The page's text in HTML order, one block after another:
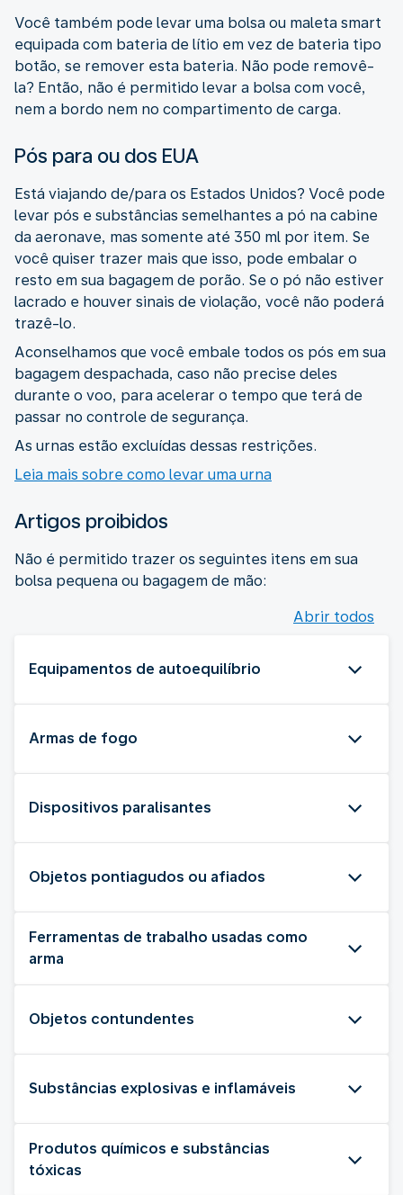
Você também pode levar uma bolsa ou maleta smart
equipada com bateria de lítio em vez de bateria tipo
botão, se remover esta bateria. Não pode removê-
la? Então, não é permitido levar a bolsa com você,
nem a bordo nem no compartimento de carga.
Pós para ou dos EUA
Está viajando de/para os Estados Unidos? Você pode
levar pós e substâncias semelhantes a pó na cabine
da aeronave, mas somente até 350 ml por item. Se
você quiser trazer mais que isso, pode embalar o
resto em sua bagagem de porão. Se o pó não estiver
lacrado e houver sinais de violação, você não poderá
trazê-lo.
Aconselhamos que você embale todos os pós em sua
bagagem despachada, caso não precise deles
durante o voo, para acelerar o tempo que terá de
passar no controle de segurança.
As urnas estão excluídas dessas restrições.
Leia mais sobre como levar uma urna
Artigos proibidos
Não é permitido trazer os seguintes itens em sua
bolsa pequena ou bagagem de mão:
Abrir todos
Equipamentos de autoequilíbrio
Armas de fogo
Dispositivos paralisantes
Objetos pontiagudos ou afiados
Ferramentas de trabalho usadas como
arma
Objetos contundentes
Substâncias explosivas e inflamáveis
Produtos químicos e substâncias
tóxicas